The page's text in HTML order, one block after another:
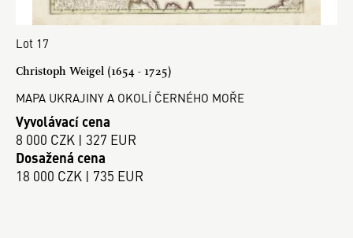
Lot 17
Christoph Weigel (1654 - 1725)
MAPA UKRAJINY A OKOLÍ ČERNÉHO MOŘE
Vyvolávací cena
8 000 CZK | 327 EUR
Dosažená cena
18 000 CZK | 735 EUR